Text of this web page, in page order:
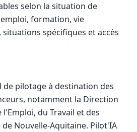
selon la situation de
formation, vie
spécifiques et accès
de pilotage à destination des
notamment la Direction
du Travail et des
de Nouvelle-Aquitaine. Pilot'IA